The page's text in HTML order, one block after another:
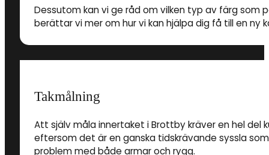
Dessutom kan vi ge råd om vilken typ av färg som
berättar vi mer om hur vi kan hjälpa dig få till en ny
Takmålning
Att själv måla innertaket i Brottby kräver en hel del
eftersom det är en ganska tidskrävande syssla
problem med både armar och rygg.